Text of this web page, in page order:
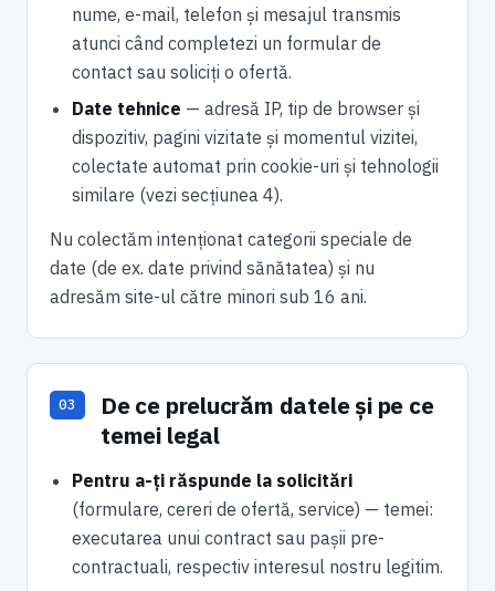
nume, e-mail, telefon și mesajul transmis
atunci când completezi un formular de
contact sau soliciți o ofertă.
Date tehnice — adresă IP, tip de browser și
dispozitiv, pagini vizitate și momentul vizitei,
colectate automat prin cookie-uri și tehnologii
similare (vezi secțiunea 4).
Nu colectăm intenționat categorii speciale de
date (de ex. date privind sănătatea) și nu
adresăm site-ul către minori sub 16 ani.
De ce prelucrăm datele și pe ce
temei legal
Pentru a-ți răspunde la solicitări
(formulare, cereri de ofertă, service) — temei:
executarea unui contract sau pașii pre-
contractuali, respectiv interesul nostru legitim.